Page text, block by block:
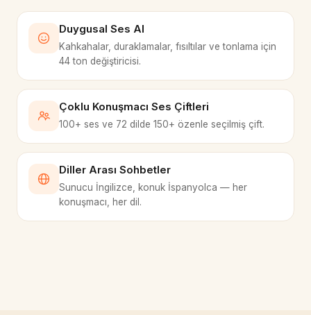
Duygusal Ses AI
Kahkahalar, duraklamalar, fısıltılar ve tonlama için
44 ton değiştiricisi.
Çoklu Konuşmacı Ses Çiftleri
100+ ses ve 72 dilde 150+ özenle seçilmiş çift.
Diller Arası Sohbetler
Sunucu İngilizce, konuk İspanyolca — her
konuşmacı, her dil.